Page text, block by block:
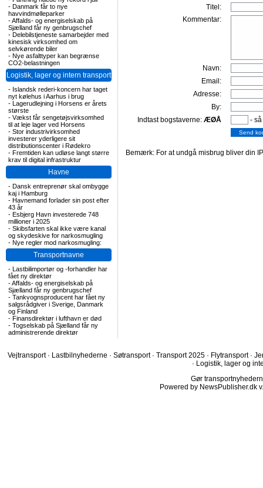
- Danmark får to nye
havvindmølleparker
-Affalds- og energiselskab på
Sjælland får ny genbrugschef
- Delebilstjeneste samarbejder med
kinesisk virksomhed om
selvkørende biler
- Nye asfalttyper kan begrænse
CO2-belastningen
Logistik, lager og intern transport
- Islandsk rederi-koncern har taget
nyt kølehus i Aarhus i brug
- Lagerudlejning i Horsens er årets
største
- Vækst får sengetøjsvirksomhed
til at leje lager ved Horsens
- Stor industrivirksomhed
investerer yderligere sit
distributionscenter i Rødekro
- Fremtiden kan udløse langt større
krav til digital infrastruktur
Havne
- Dansk entreprenør skal ombygge
kaj i Hamburg
- Havnemand forlader sin post efter
43 år
- Esbjerg Havn investerede 748
millioner i 2025
- Skibsfarten skal ikke være kanal
og skydeskive for narkosmugling
- Nye regler mod narkosmugling:
Transportnavne
- Lastbilimportør og -forhandler har
fået ny direktør
-Affalds- og energiselskab på
Sjælland får ny genbrugschef
- Tankvognsproducent har fået ny
salgsrådgiver i Sverige, Danmark
og Finland
- Finansdirektør i lufthavn er død
- Togselskab på Sjælland får ny
administrerende direktør
Titel:
Kommentar:
Navn:
Email:
Adresse:
By:
Indtast bogstaverne: ÆØÅ -
Bemærk: For at undgå misbrug bliver din
Vejtransport · Lastbilnyhederne · Søtransport · Transport 2025 · Flytransport ·
· Logistik, lager og
Gør
Powered by NewsPublisher.dk